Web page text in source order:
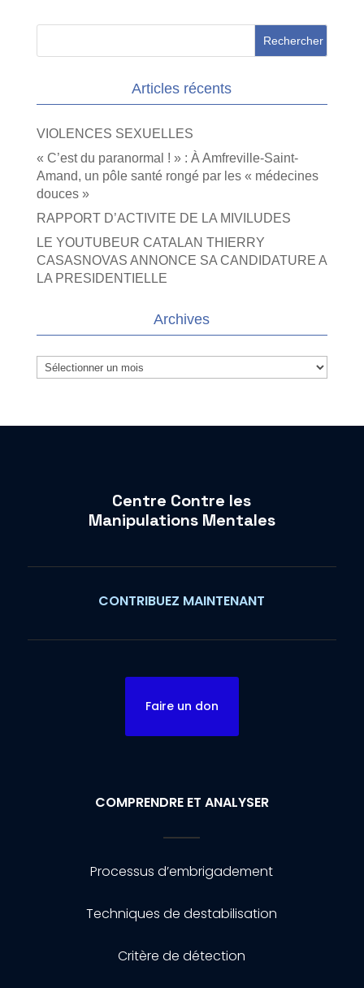
Articles récents
VIOLENCES SEXUELLES
« C’est du paranormal ! » : À Amfreville-Saint-
Amand, un pôle santé rongé par les « médecines
douces »
RAPPORT D’ACTIVITE DE LA MIVILUDES
LE YOUTUBEUR CATALAN THIERRY
CASASNOVAS ANNONCE SA CANDIDATURE A
LA PRESIDENTIELLE
Archives
Archives
Centre Contre les
Manipulations Mentales
CONTRIBUEZ MAINTENANT
Faire un don
COMPRENDRE ET ANALYSER
Processus d’embrigadement
Techniques de destabilisation
Critère de détection